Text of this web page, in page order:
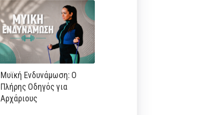
Μυϊκή Ενδυνάμωση: Ο
Πλήρης Οδηγός για
Αρχάριους